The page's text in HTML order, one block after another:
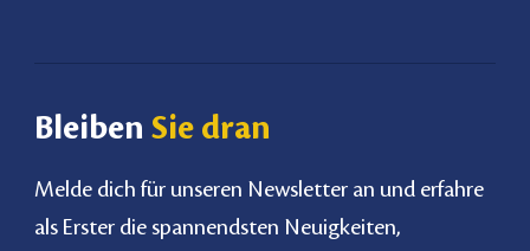
BleibenSie dran
Melde dich für unseren Newsletter an und erfahre
als Erster die spannendsten Neuigkeiten,